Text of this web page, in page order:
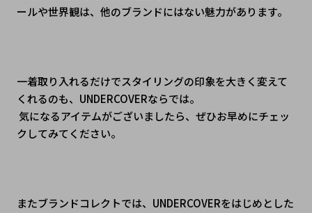
ールや世界観は、他のブランドにはない魅力があります。
一着取り入れるだけでスタイリングの印象を大きく変えて
くれるのも、UNDERCOVERならでは。
クしてみてください。
またブランドコレクトでは、UNDERCOVERをはじめとした